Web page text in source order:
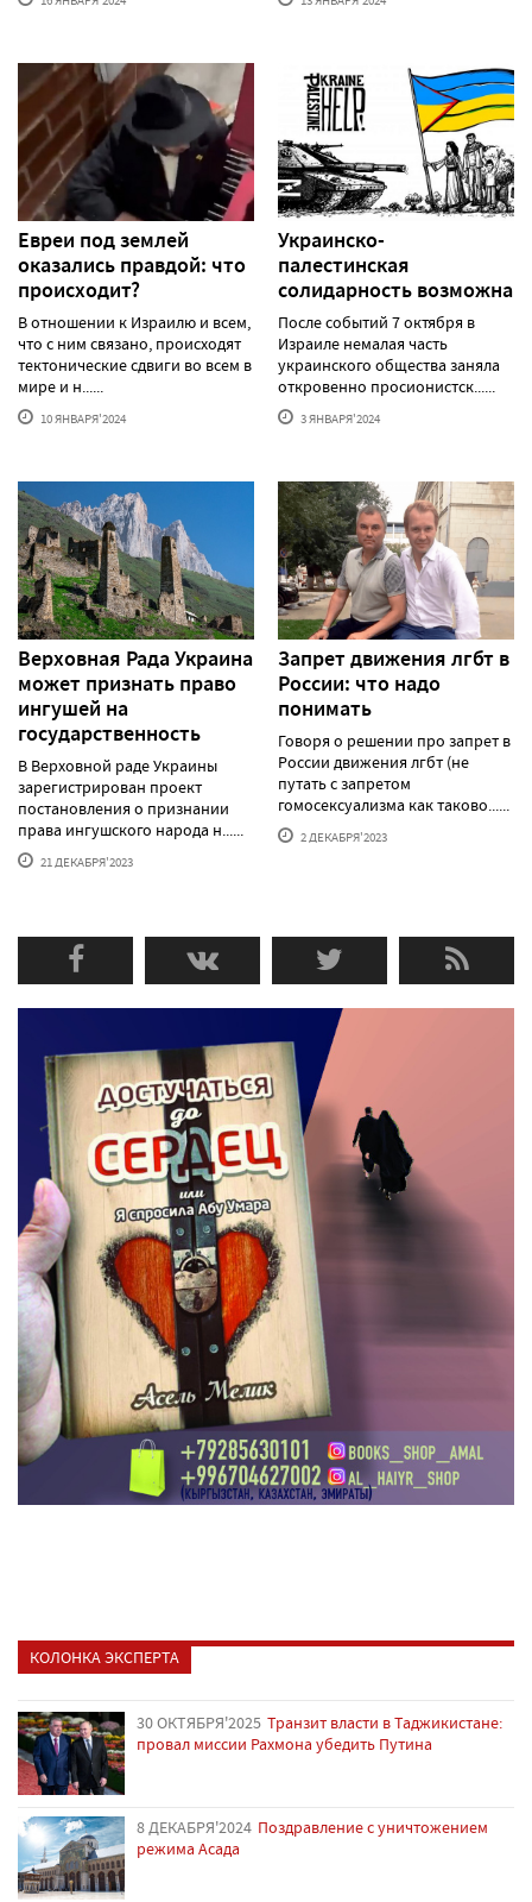
Евреи под землей
оказались правдой: что
происходит?
В отношении к Израилю и всем,
что с ним связано, происходят
тектонические сдвиги во всем в
мире и н......
10 ЯНВАРЯ'2024
Украинско-
палестинская
солидарность возможна
После событий 7 октября в
Израиле немалая часть
украинского общества заняла
откровенно просионистск......
3 ЯНВАРЯ'2024
Верховная Рада Украина
может признать право
ингушей на
государственность
В Верховной раде Украины
зарегистрирован проект
постановления о признании
права ингушского народа н......
21 ДЕКАБРЯ'2023
Запрет движения лгбт в
России: что надо
понимать
Говоря о решении про запрет в
России движения лгбт (не
путать с запретом
гомосексуализма как таково......
2 ДЕКАБРЯ'2023
КОЛОНКА ЭКСПЕРТА
30 ОКТЯБРЯ'2025 Транзит власти в Таджикистане:
провал миссии Рахмона убедить Путина
8 ДЕКАБРЯ'2024 Поздравление с уничтожением
режима Асада